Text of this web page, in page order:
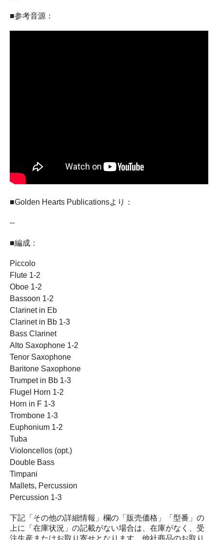
■参考音源：
■Golden Hearts Publicationsより：
--
■編成：
Piccolo
Flute 1-2
Oboe 1-2
Bassoon 1-2
Clarinet in Eb
Clarinet in Bb 1-3
Bass Clarinet
Alto Saxophone 1-2
Tenor Saxophone
Baritone Saxophone
Trumpet in Bb 1-3
Flugel Horn 1-2
Horn in F 1-3
Trombone 1-3
Euphonium 1-2
Tuba
Violoncellos (opt.)
Double Bass
Timpani
Mallets, Percussion
Percussion 1-3
下記「その他の詳細情報」欄の「販売価格」「型番」の
上に「在庫状況」の記載がない場合は、在庫がなく、受
注生産またはお取り寄せとなります。他社商品のお取り